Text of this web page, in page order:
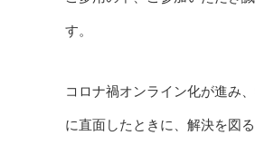
す。
コロナ禍オンライン化が進み
に直面したときに、解決を図